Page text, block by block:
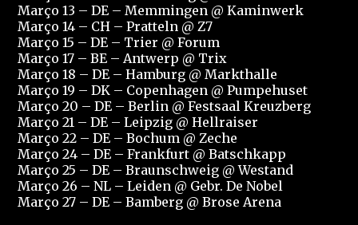
Março 13 – DE – Memmingen @ Kaminwerk
Março 14 – CH – Pratteln @ Z7
Março 15 – DE – Trier @ Forum
Março 17 – BE – Antwerp @ Trix
Março 18 – DE – Hamburg @ Markthalle
Março 19 – DK – Copenhagen @ Pumpehuset
Março 20 – DE – Berlin @ Festsaal Kreuzberg
Março 21 – DE – Leipzig @ Hellraiser
Março 22 – DE – Bochum @ Zeche
Março 24 – DE – Frankfurt @ Batschkapp
Março 25 – DE – Braunschweig @ Westand
Março 26 – NL – Leiden @ Gebr. De Nobel
Março 27 – DE – Bamberg @ Brose Arena